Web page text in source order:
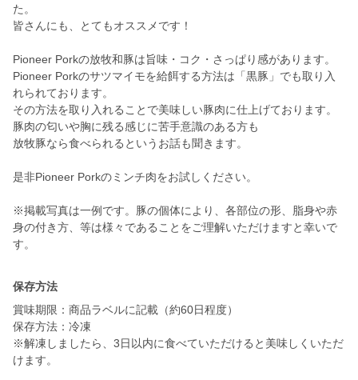
た。
皆さんにも、とてもオススメです！
Pioneer Porkの放牧和豚は旨味・コク・さっぱり感があります。
Pioneer Porkのサツマイモを給餌する方法は「黒豚」でも取り入
れられております。
その方法を取り入れることで美味しい豚肉に仕上げております。
豚肉の匂いや胸に残る感じに苦手意識のある方も
放牧豚なら食べられるというお話も聞きます。
是非Pioneer Porkのミンチ肉をお試しください。
※掲載写真は一例です。豚の個体により、各部位の形、脂身や赤
身の付き方、等は様々であることをご理解いただけますと幸いで
す。
保存方法
賞味期限：商品ラベルに記載（約60日程度）
保存方法：冷凍
※解凍しましたら、3日以内に食べていただけると美味しくいただ
けます。